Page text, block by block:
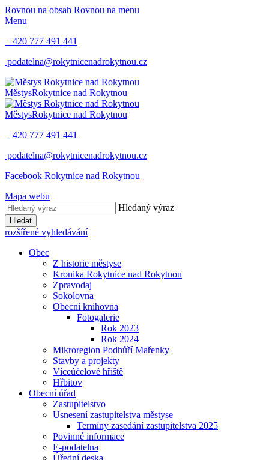
Rovnou na obsah Rovnou na menu
Menu
+420 777 491 441
podatelna@rokytnicenadrokytnou.cz
MěstysRokytnice nad Rokytnou
MěstysRokytnice nad Rokytnou
+420 777 491 441
podatelna@rokytnicenadrokytnou.cz
Facebook Rokytnice nad Rokytnou
Mapa webu
Hledaný výraz
Hledat
rozšířené vyhledávání
Obec
Z historie městyse
Kronika Rokytnice nad Rokytnou
Zpravodaj
Sokolovna
Obecní knihovna
Fotogalerie
Rok 2023
Rok 2024
Mikroregion Podhůří Mařenky
Stavby a projekty
Víceúčelové hřiště
Hřbitov
Obecní úřad
Zastupitelstvo
Usnesení zastupitelstva městyse
Termíny zasedání zastupitelstva 2025
Povinné informace
E-podatelna
Úřední deska